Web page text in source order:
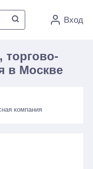
Вход
в Москве
компания